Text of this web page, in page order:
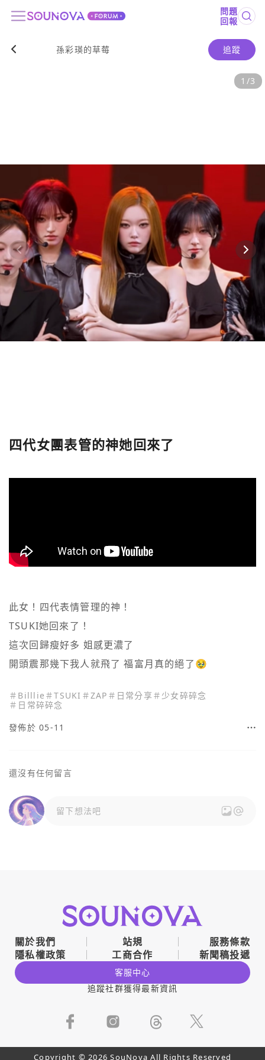
問題
回報
1 /3
孫彩瑛的草莓 追蹤
四代女團表管的神她回來了
此女！四代表情管理的神！
TSUKI她回來了！
這次回歸瘦好多 姐感更濃了
開頭震那幾下我人就飛了 福富月真的絕了🥹
＃ Billlie ＃TSUKI ＃ZAP ＃ 日常分享＃ 少女碎碎念
＃ 日常碎碎念
發佈於 05-11
還沒有任何留言
留下想法吧
關於我們 站規
服務條款
隱私權政策
工商合作 新聞稿投遞
客服中心
追蹤社群獲得最新資訊
Copyright © 2026 SouNova All Rights Reserved